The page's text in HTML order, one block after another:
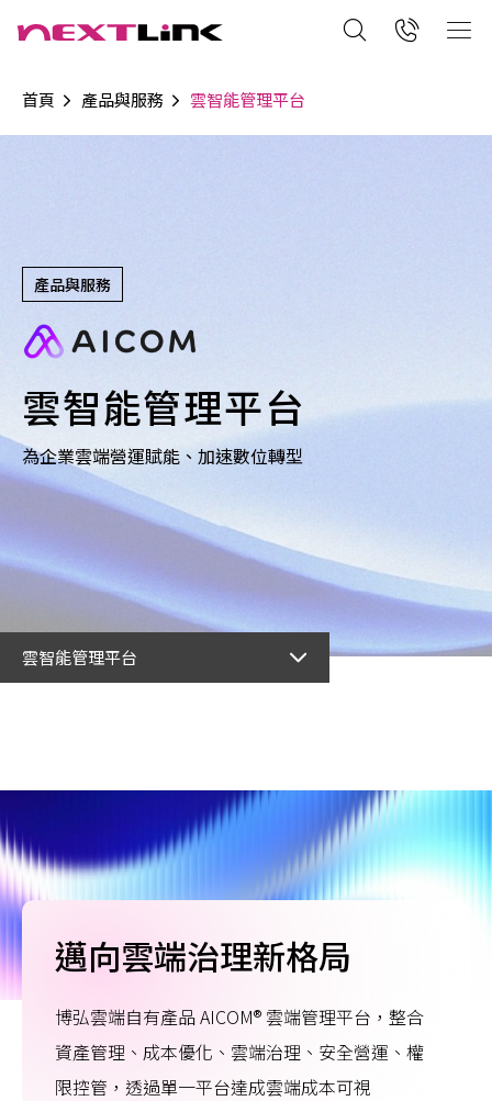
首頁 產品與服務 雲智能管理平台
產品與服務
雲智能管理平台
為企業雲端營運賦能、加速數位轉型
雲智能管理平台
邁向雲端治理新格局
博弘雲端自有產品 AICOM® 雲端管理平台，整合
資產管理、成本優化、雲端治理、安全營運、權
限控管，透過單一平台達成雲端成本可視